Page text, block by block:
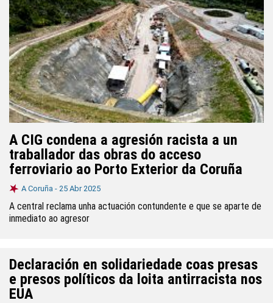
A CIG condena a agresión racista a un
traballador das obras do acceso
ferroviario ao Porto Exterior da Coruña
A Coruña - 25 Abr 2025
A central reclama unha actuación contundente e que se aparte de
inmediato ao agresor
Declaración en solidariedade coas presas
e presos políticos da loita antirracista nos
EUA